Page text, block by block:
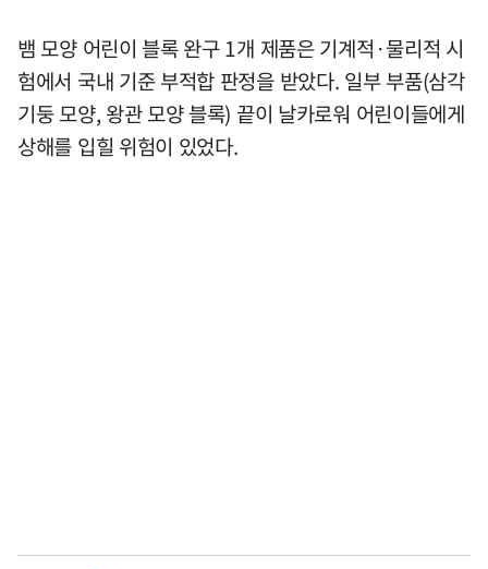
뱀 모양 어린이 블록 완구 1개 제품은 기계적·물리적 시
험에서 국내 기준 부적합 판정을 받았다. 일부 부품(삼각
기둥 모양, 왕관 모양 블록) 끝이 날카로워 어린이들에게
상해를 입힐 위험이 있었다.